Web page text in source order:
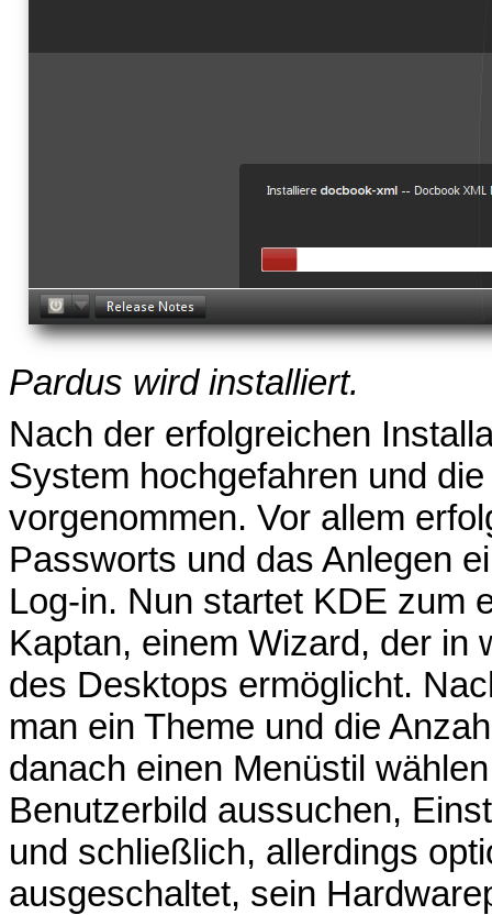
Pardus wird installiert.
Nach der erfolgreichen
System hochgefahren und
vorgenommen. Vor allem
Passworts und das Anlegen
Log-in. Nun startet KDE zum
Kaptan, einem Wizard, der in
des Desktops ermöglicht.
man ein Theme und die
danach einen Menüstil
Benutzerbild aussuchen,
und schließlich, allerdings
ausgeschaltet, sein